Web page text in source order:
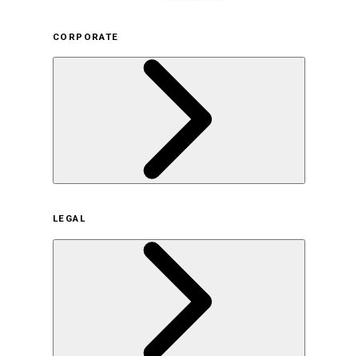
CORPORATE
サステナビリティの取り組み（日本）
サステナビリティの取り組み（米国/英語）
ヒストリー
採用情報
LEGAL